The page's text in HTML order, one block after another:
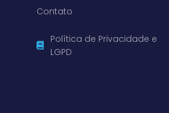
Contato
Política de Privacidade e
LGPD